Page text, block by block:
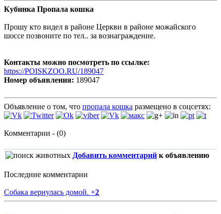
Кубинка Пропала кошка
Прошу кто видел в районе Церкви в районе можайского
шоссе позвоните по тел.. за вознаграждение.
Контакты можно посмотреть по ссылке:
https://POISKZOO.RU/189047
Номер объявления: 189047
Объявление о том, что пропала кошка размещено в соцсетях:
Комментарии - (0)
Добавить комментарий к объявлению
Последние комментарии
Собака вернулась домой. +2